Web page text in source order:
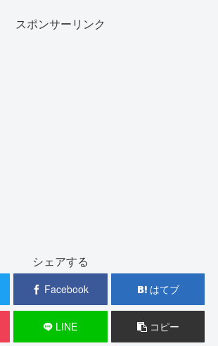
スポンサーリンク
シェアする
Facebook はてブ
LINE コピー